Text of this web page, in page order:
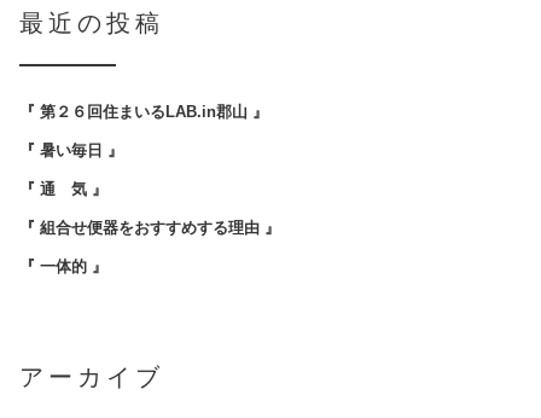
最近の投稿
『 第２６回住まいるLAB.in郡山 』
『 暑い毎日 』
『 通 気 』
『 組合せ便器をおすすめする理由 』
『 一体的 』
アーカイブ